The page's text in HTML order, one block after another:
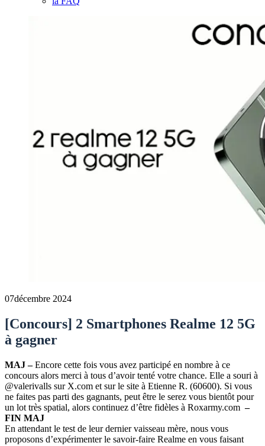
07décembre 2024
[Concours] 2 Smartphones Realme 12 5G
à gagner
MAJ –Encore cette fois vous avez participé en nombre à ce
concours alors merci à tous d’avoir tenté votre chance. Elle a souri à
@valerivalls sur X.com et sur le site à Etienne R. (60600). Si vous
ne faites pas parti des gagnants, peut être le serez vous bientôt pour
un lot très spatial, alors continuez d’être fidèles à Roxarmy.com–
FIN MAJ
En attendant le test de leur dernier vaisseau mère, nous vous
proposons d’expérimenter le savoir-faire Realme en vous faisant